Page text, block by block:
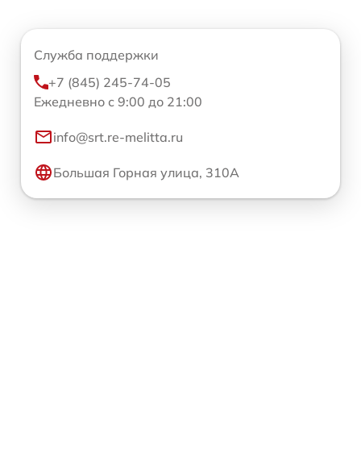
Служба поддержки
+7 (845) 245-74-05
Ежедневно с 9:00 до 21:00
info@srt.re-melitta.ru
Большая Горная улица, 310А